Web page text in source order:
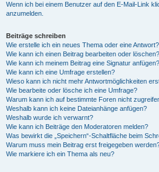
Wenn ich bei einem Benutzer auf den E-Mail-Link
anzumelden.
Beiträge schreiben
Wie erstelle ich ein neues Thema oder eine Antwort?
Wie kann ich einen Beitrag bearbeiten oder löschen?
Wie kann ich meinem Beitrag eine Signatur anfügen?
Wie kann ich eine Umfrage erstellen?
Wieso kann ich nicht mehr Antwortmöglichkeiten
Wie bearbeite oder lösche ich eine Umfrage?
Warum kann ich auf bestimmte Foren nicht
Weshalb kann ich keine Dateianhänge anfügen?
Weshalb wurde ich verwarnt?
Wie kann ich Beiträge den Moderatoren melden?
Was bewirkt die „Speichern“-Schaltfläche beim
Warum muss mein Beitrag erst freigegeben
Wie markiere ich ein Thema als neu?